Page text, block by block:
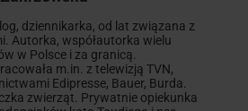
dziennikarka, od lat związana z
Autorka, współautorka wielu
w Polsce i za granicą.
m.in. z telewizją TVN,
Edipresse, Bauer, Burda.
zwierząt. Prywatnie opiekunka